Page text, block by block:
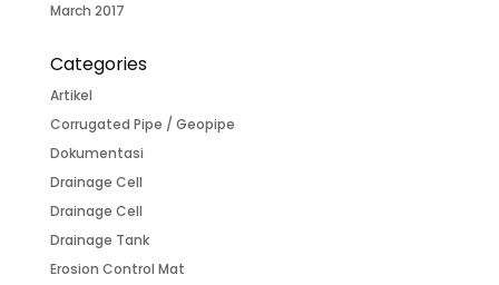
March 2017
Categories
Artikel
Corrugated Pipe / Geopipe
Dokumentasi
Drainage Cell
Drainage Cell
Drainage Tank
Erosion Control Mat